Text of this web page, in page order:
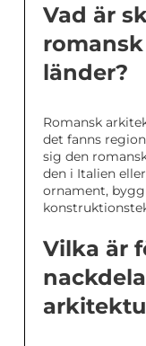
Vad är
länder?
Romansk
det fanns
sig den
den i Italien
ornament,
Vilka är